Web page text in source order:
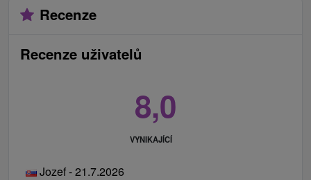
Recenze
Recenze uživatelů
8,0
VYNIKAJÍCÍ
Jozef - 21.7.2026